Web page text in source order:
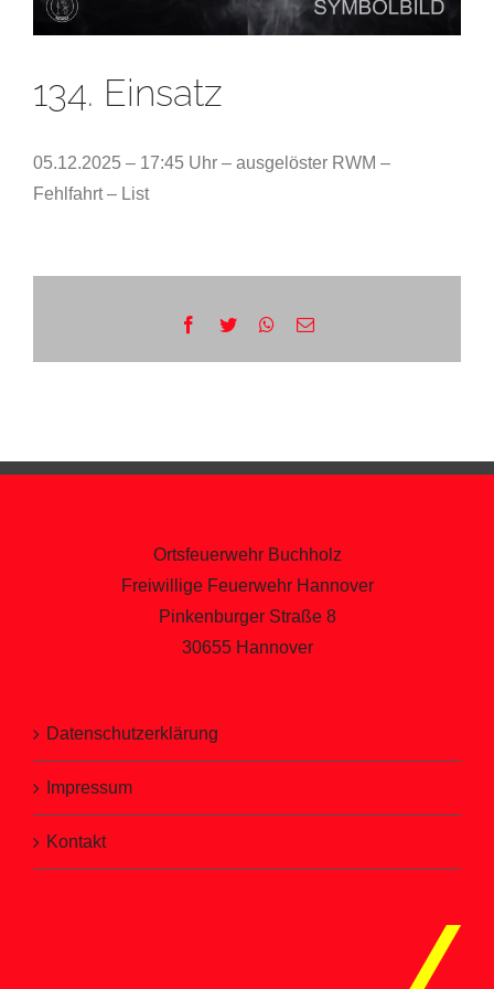
134. Einsatz
05.12.2025 – 17:45 Uhr – ausgelöster RWM –
Fehlfahrt – List
Facebook
Twitter WhatsApp
E-
Ortsfeuerwehr Buchholz
Freiwillige Feuerwehr Hannover
Pinkenburger Straße 8
30655 Hannover
Datenschutzerklärung
Impressum
Kontakt